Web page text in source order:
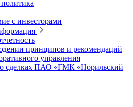
с инвесторами
принципов и рекомендаций
управления
сделках ПАО «ГМК «Норильский